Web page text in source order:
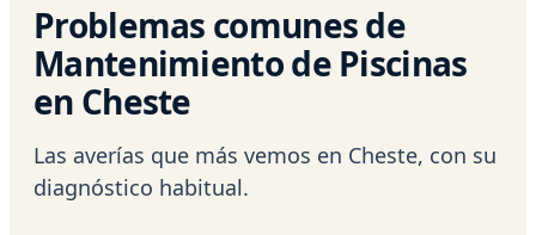
Problemas comunes de
Mantenimiento de Piscinas
en Cheste
Las averías que más vemos en Cheste, con su
diagnóstico habitual.